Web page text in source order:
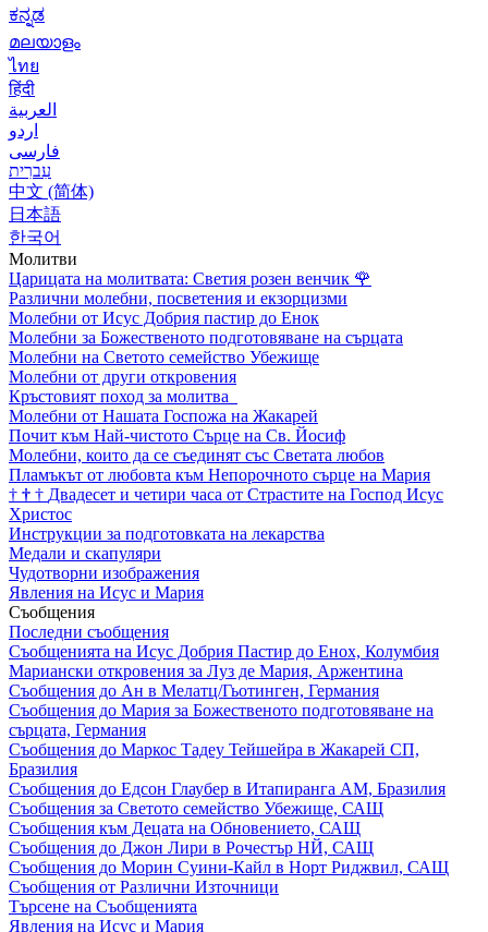
ಕನ್ನಡ
മലയാളം
ไทย
हिंदी
العربية
اردو
فارسی
עִברִית
中文 (简体)
日本語
한국어
Молитви
Царицата на молитвата: Светия розен венчик 🌹
Различни молебни, посветения и екзорцизми
Молебни от Исус Добрия пастир до Енок
Молебни за Божественото подготовяване на сърцата
Молебни на Светото семейство Убежище
Молебни от други откровения
Кръстовият поход за молитва
Молебни от Нашата Госпожа на Жакарей
Почит към Най-чистото Сърце на Св. Йосиф
Молебни, които да се съединят със Светата любов
Пламъкът от любовта към Непорочното сърце на Мария
† † † Двадесет и четири часа от Страстите на Господ Исус
Христос
Инструкции за подготовката на лекарства
Медали и скапуляри
Чудотворни изображения
Явления на Исус и Мария
Съобщения
Последни съобщения
Съобщенията на Исус Добрия Пастир до Енох, Колумбия
Мариански откровения за Луз де Мария, Аржентина
Съобщения до Ан в Мелатц/Гьотинген, Германия
Съобщения до Мария за Божественото подготовяване на
сърцата, Германия
Съобщения до Маркос Тадеу Тейшейра в Жакарей СП,
Бразилия
Съобщения до Едсон Глаубер в Итапиранга АМ, Бразилия
Съобщения за Светото семейство Убежище, САЩ
Съобщения към Децата на Обновението, САЩ
Съобщения до Джон Лири в Рочестър НЙ, САЩ
Съобщения до Морин Суини-Кайл в Норт Риджвил, САЩ
Съобщения от Различни Източници
Търсене на Съобщенията
Явления на Исус и Мария